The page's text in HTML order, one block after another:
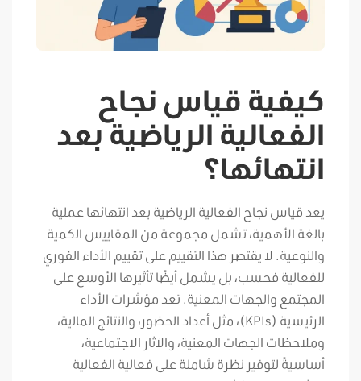
كيفية قياس نجاح
الفعالية الرياضية بعد
انتهائها؟
يعد قياس نجاح الفعالية الرياضية بعد انتهائها عملية
بالغة الأهمية، تشمل مجموعة من المقاييس الكمية
والنوعية. لا يقتصر هذا التقييم على تقييم الأداء الفوري
للفعالية فحسب، بل يشمل أيضًا تأثيرها الأوسع على
المجتمع والجهات المعنية. تعد مؤشرات الأداء
الرئيسية (KPIs)، مثل أعداد الحضور، والنتائج المالية،
وملاحظات الجهات المعنية، والآثار الاجتماعية،
أساسيةً لتوفير نظرة شاملة على فعالية الفعالية